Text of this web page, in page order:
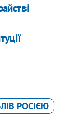
РОСІЄЮ